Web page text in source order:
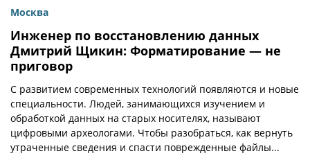
Москва
Инженер по восстановлению данных
Дмитрий Щикин: Форматирование — не
приговор
С развитием современных технологий появляются и новые
специальности. Людей, занимающихся изучением и
обработкой данных на старых носителях, называют
цифровыми археологами. Чтобы разобраться, как вернуть
утраченные сведения и спасти поврежденные файлы...